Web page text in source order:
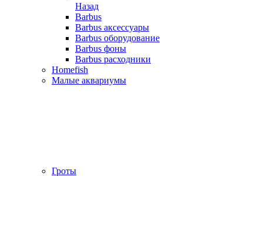
Назад
Barbus
Barbus аксессуары
Barbus оборудование
Barbus фоны
Barbus расходники
Homefish
Малые аквариумы
Гроты